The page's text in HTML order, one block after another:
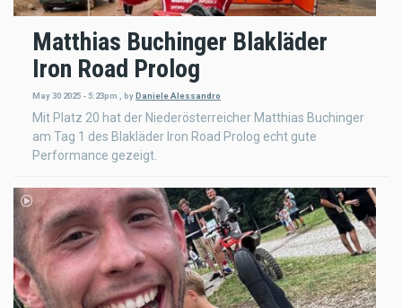
Matthias Buchinger Blakläder
Iron Road Prolog
May 30 2025 - 5:23pm byDaniele Alessandro
Mit Platz 20 hat der Niederösterreicher Matthias Buchinger
am Tag 1 des Blakläder Iron Road Prolog echt gute
Performance gezeigt.